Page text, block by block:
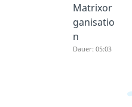
Matrixor
ganisatio
n
Dauer: 05:03